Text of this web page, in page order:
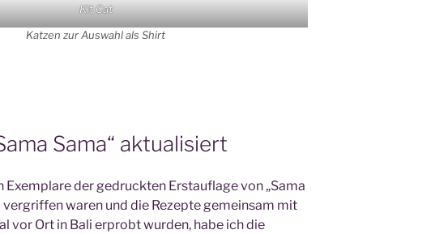
Kit Cat
Katzen zur Auswahl als Shirt
Sama“ aktualisiert
Exemplare der gedruckten Erstauflage von „Sama
vergriffen waren und die Rezepte gemeinsam mit
vor Ort in Bali erprobt wurden, habe ich die